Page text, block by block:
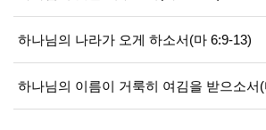
하나님의 나라가 오게 하소서(마 6:9-13)
하나님의 이름이 거룩히 여김을 받으소서